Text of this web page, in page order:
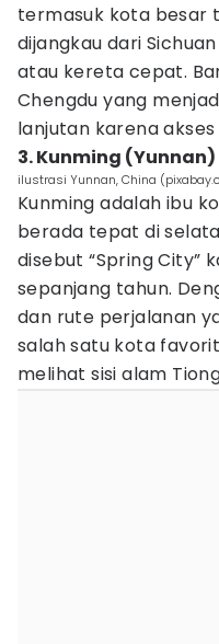
termasuk kota besar
dijangkau dari
atau kereta cepat.
Chengdu yang
lanjutan karena
3. Kunming (Yunnan)
ilustrasi Yunnan, China
Kunming adalah ibu
berada tepat di
disebut “Spring City”
sepanjang tahun.
dan rute perjalanan
salah satu kota
melihat sisi alam